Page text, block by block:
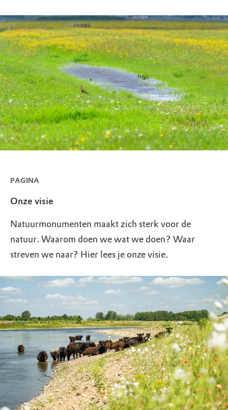
PAGINA
Onze visie
Natuurmonumenten maakt zich sterk voor de
natuur. Waarom doen we wat we doen? Waar
streven we naar? Hier lees je onze visie.